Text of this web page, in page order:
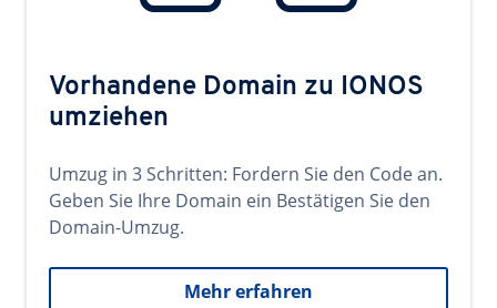
Vorhandene Domain zu IONOS
umziehen
Umzug in 3 Schritten: Fordern Sie den Code an.
Geben Sie Ihre Domain ein Bestätigen Sie den
Domain-Umzug.
Mehr erfahren